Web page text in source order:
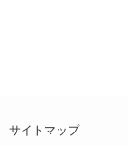
サイトマップ